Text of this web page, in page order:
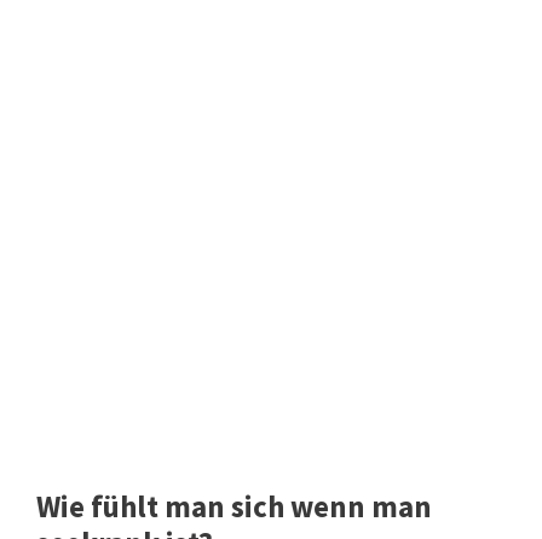
Wie fühlt man sich wenn man